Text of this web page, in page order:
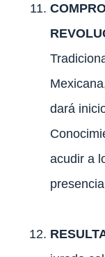
dará
acudir a